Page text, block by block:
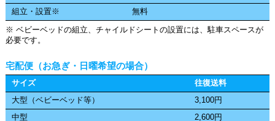
組立・設置※
無料
※ ベビーベッドの組立、チャイルドシートの設置には、駐車スペースが
必要です。
宅配便（お急ぎ・日曜希望の場合）
サイズ
往復送料
大型（ベビーベッド等）
3,100円
中型
2,600円